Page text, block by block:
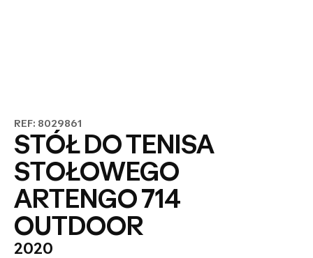
REF: 8029861
STÓŁ DO TENISA
STOŁOWEGO
ARTENGO 714
OUTDOOR
2020